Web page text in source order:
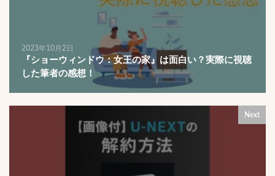
2023年10月2日
『ショーウィンドウ：女王の家』は面白い？実際に視聴
した筆者の感想！
Next